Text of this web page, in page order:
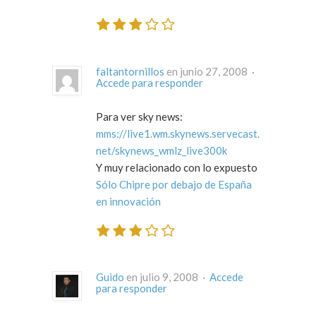
faltantornillos
en junio 27, 2008 ·
Accede para responder
Para ver sky news:
mms://live1.wm.skynews.servecast.
net/skynews_wmlz_live300k
Y muy relacionado con lo expuesto
Sólo Chipre por debajo de España
en innovación
Guido en julio 9, 2008 · Accede
para responder